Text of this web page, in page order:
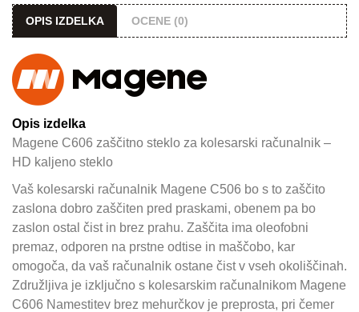
OPIS IZDELKA OCENE (0)
Opis izdelka
Magene C606 zaščitno steklo za kolesarski računalnik –
HD kaljeno steklo
Vaš kolesarski računalnik Magene C506 bo s to zaščito
zaslona dobro zaščiten pred praskami, obenem pa bo
zaslon ostal čist in brez prahu. Zaščita ima oleofobni
premaz, odporen na prstne odtise in maščobo, kar
omogoča, da vaš računalnik ostane čist v vseh okoliščinah.
Združljiva je izključno s kolesarskim računalnikom Magene
C606 Namestitev brez mehurčkov je preprosta, pri čemer